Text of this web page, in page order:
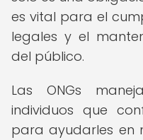
es vital para el
legales y el
del público.
Las ONGs
individuos que
para ayudarles en